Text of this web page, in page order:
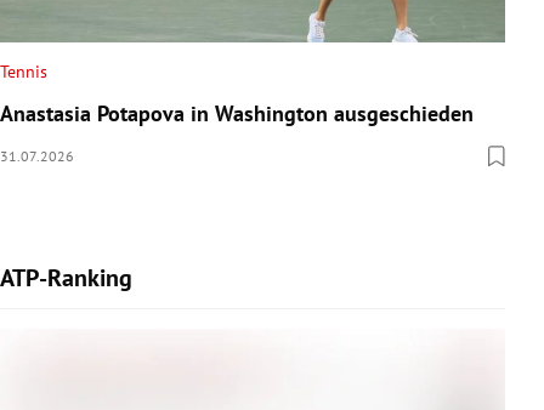
Tennis
Anastasia Potapova in Washington ausgeschieden
31.07.2026
ATP-Ranking